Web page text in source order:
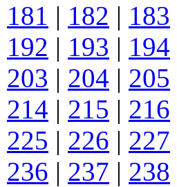
181 | 182 | 183
192 | 193 | 194
203 | 204 | 205
214 | 215 | 216
225 | 226 | 227
236 | 237 | 238